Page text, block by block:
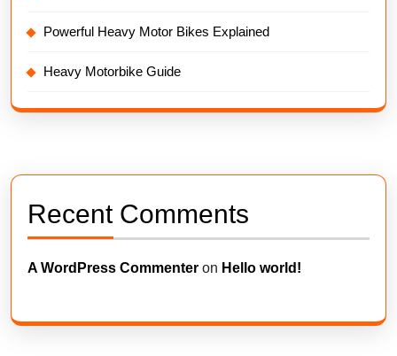
Powerful Heavy Motor Bikes Explained
Heavy Motorbike Guide
Recent Comments
A WordPress Commenter on Hello world!